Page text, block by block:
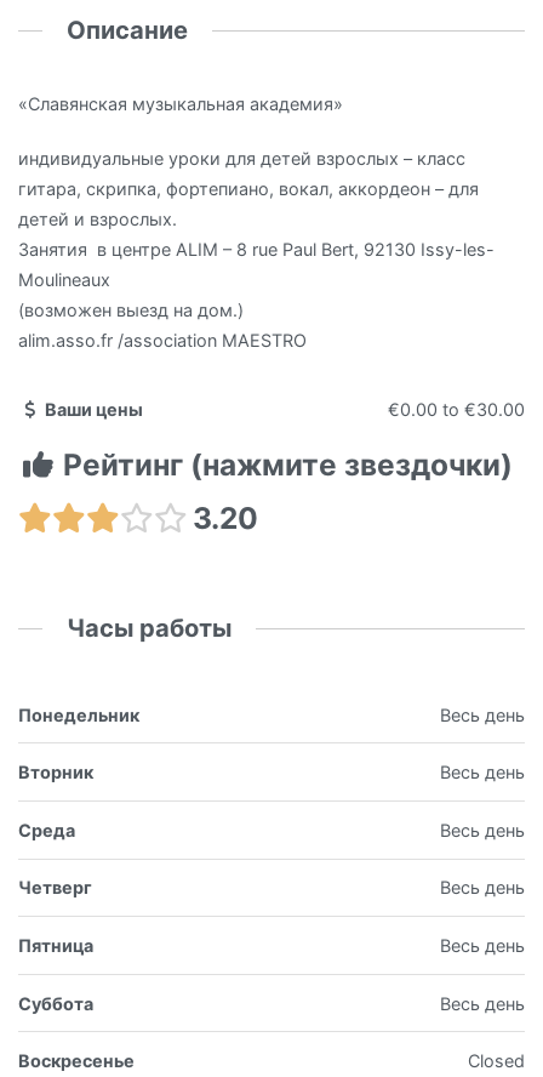
Описание
«Славянская музыкальная академия»
индивидуальные уроки для детей взрослых – класс
гитара, скрипка, фортепиано, вокал, аккордеон – для
детей и взрослых.
Занятия в центре ALIM – 8 rue Paul Bert, 92130 Issy-les-
Moulineaux
(возможен выезд на дом.)
alim.asso.fr /association MAESTRO
Ваши цены €0.00 to €30.00
Рейтинг (нажмите звездочки)
3.20
Часы работы
Понедельник Весь день
Вторник Весь день
Среда Весь день
Четверг Весь день
Пятница Весь день
Суббота Весь день
Воскресенье Closed